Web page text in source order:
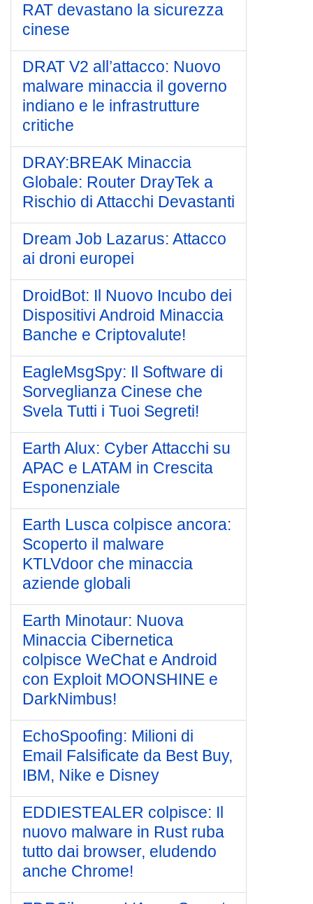
RAT devastano la sicurezza
cinese
DRAT V2 all’attacco: Nuovo
malware minaccia il governo
indiano e le infrastrutture
critiche
DRAY:BREAK Minaccia
Globale: Router DrayTek a
Rischio di Attacchi Devastanti
Dream Job Lazarus: Attacco
ai droni europei
DroidBot: Il Nuovo Incubo dei
Dispositivi Android Minaccia
Banche e Criptovalute!
EagleMsgSpy: Il Software di
Sorveglianza Cinese che
Svela Tutti i Tuoi Segreti!
Earth Alux: Cyber Attacchi su
APAC e LATAM in Crescita
Esponenziale
Earth Lusca colpisce ancora:
Scoperto il malware
KTLVdoor che minaccia
aziende globali
Earth Minotaur: Nuova
Minaccia Cibernetica
colpisce WeChat e Android
con Exploit MOONSHINE e
DarkNimbus!
EchoSpoofing: Milioni di
Email Falsificate da Best Buy,
IBM, Nike e Disney
EDDIESTEALER colpisce: Il
nuovo malware in Rust ruba
tutto dai browser, eludendo
anche Chrome!